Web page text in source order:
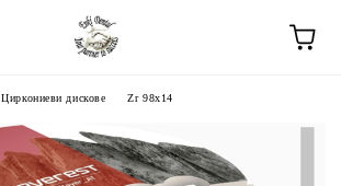
Циркониеви дискове Zr 98x14